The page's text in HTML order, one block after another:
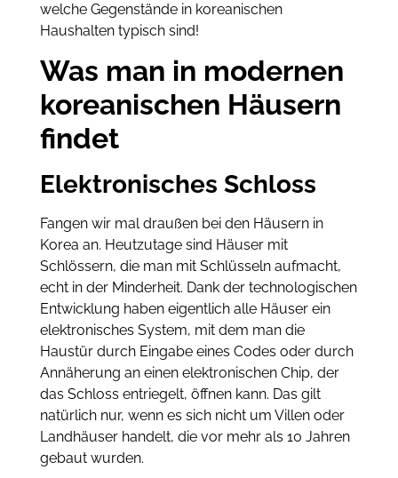
welche Gegenstände in koreanischen
Haushalten typisch sind!
Was man in modernen
koreanischen Häusern
findet
Elektronisches Schloss
Fangen wir mal draußen bei den Häusern in
Korea an. Heutzutage sind Häuser mit
Schlössern, die man mit Schlüsseln aufmacht,
echt in der Minderheit. Dank der technologischen
Entwicklung haben eigentlich alle Häuser ein
elektronisches System, mit dem man die
Haustür durch Eingabe eines Codes oder durch
Annäherung an einen elektronischen Chip, der
das Schloss entriegelt, öffnen kann. Das gilt
natürlich nur, wenn es sich nicht um Villen oder
Landhäuser handelt, die vor mehr als 10 Jahren
gebaut wurden.